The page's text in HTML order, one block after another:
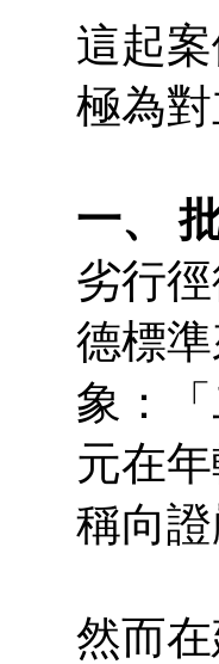
這起
極為
一、
劣行
德標
象：
元在
稱向
然而